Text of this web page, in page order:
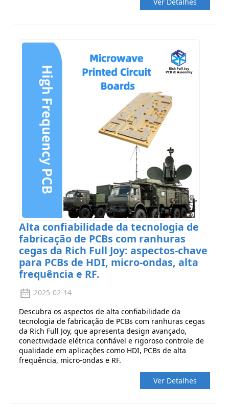
Alta confiabilidade da tecnologia de
fabricação de PCBs com ranhuras
cegas da Rich Full Joy: aspectos-chave
para PCBs de HDI, micro-ondas, alta
frequência e RF.
2025-02-14
Descubra os aspectos de alta confiabilidade da
tecnologia de fabricação de PCBs com ranhuras cegas
da Rich Full Joy, que apresenta design avançado,
conectividade elétrica confiável e rigoroso controle de
qualidade em aplicações como HDI, PCBs de alta
frequência, micro-ondas e RF.
Ver Detalhes